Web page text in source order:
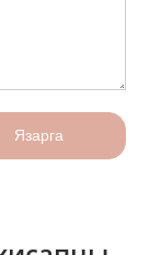
Язарга